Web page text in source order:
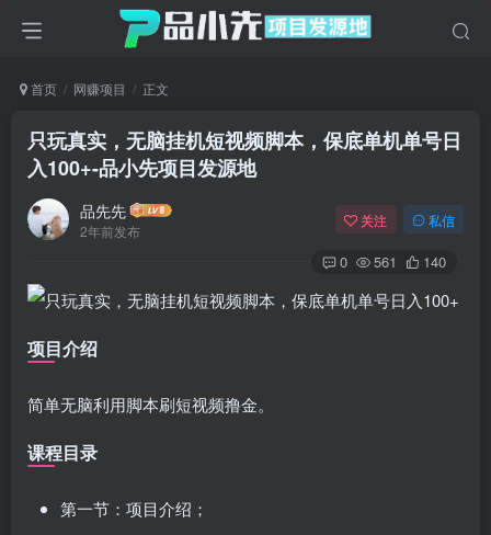
首页 网赚项目 正文
只玩真实，无脑挂机短视频脚本，保底单机单号日
入100+-品小先项目发源地
品先先
2年前发布
关注 私信
0 561 140
项目介绍
简单无脑利用脚本刷短视频撸金。
课程目录
第一节：项目介绍；